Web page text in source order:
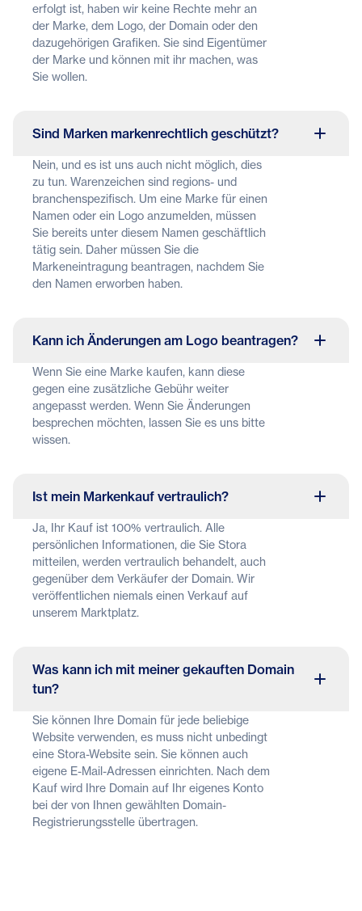
erfolgt ist, haben wir keine Rechte mehr an
der Marke, dem Logo, der Domain oder den
dazugehörigen Grafiken. Sie sind Eigentümer
der Marke und können mit ihr machen, was
Sie wollen.
Sind Marken markenrechtlich geschützt?
Nein, und es ist uns auch nicht möglich, dies
zu tun. Warenzeichen sind regions- und
branchenspezifisch. Um eine Marke für einen
Namen oder ein Logo anzumelden, müssen
Sie bereits unter diesem Namen geschäftlich
tätig sein. Daher müssen Sie die
Markeneintragung beantragen, nachdem Sie
den Namen erworben haben.
Kann ich Änderungen am Logo beantragen?
Wenn Sie eine Marke kaufen, kann diese
gegen eine zusätzliche Gebühr weiter
angepasst werden. Wenn Sie Änderungen
besprechen möchten, lassen Sie es uns bitte
wissen.
Ist mein Markenkauf vertraulich?
Ja, Ihr Kauf ist 100% vertraulich. Alle
persönlichen Informationen, die Sie Stora
mitteilen, werden vertraulich behandelt, auch
gegenüber dem Verkäufer der Domain. Wir
veröffentlichen niemals einen Verkauf auf
unserem Marktplatz.
Was kann ich mit meiner gekauften Domain
tun?
Sie können Ihre Domain für jede beliebige
Website verwenden, es muss nicht unbedingt
eine Stora-Website sein. Sie können auch
eigene E-Mail-Adressen einrichten. Nach dem
Kauf wird Ihre Domain auf Ihr eigenes Konto
bei der von Ihnen gewählten Domain-
Registrierungsstelle übertragen.